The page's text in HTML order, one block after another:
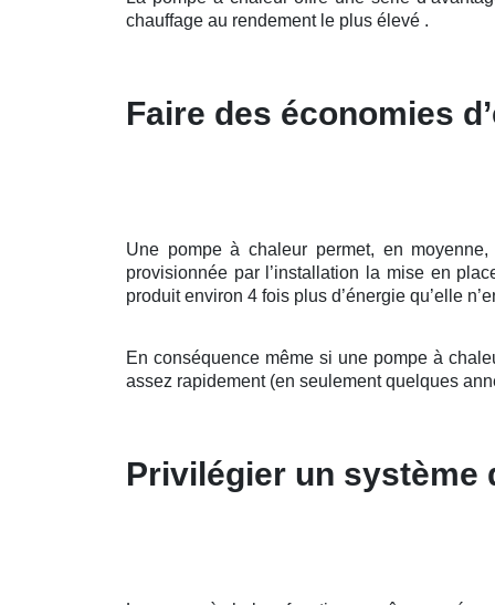
chauffage au rendement le plus élevé .
Faire des économies
Une pompe à chaleur permet, en
provisionnée par l’installation la mise en
produit environ 4 fois plus d’énergie qu’elle
En conséquence même si une pompe à
assez rapidement (en seulement quelques
Privilégier un système